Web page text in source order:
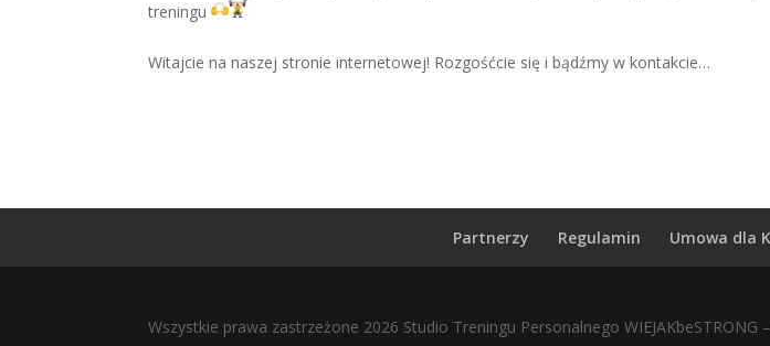
treningu
Witajcie na naszej stronie internetowej! Rozgośćcie się i bądźmy w kontakcie…
Partnerzy Regulamin Umowa dla
Wszystkie prawa zastrzeżone 2026 Studio Treningu Personalnego